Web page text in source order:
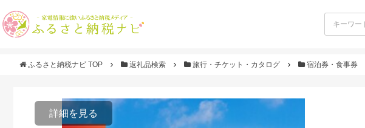
ふるさと納税ナビ TOP 返礼品検索 旅行・チケット・カタログ 宿泊券・食事券
詳細を見る